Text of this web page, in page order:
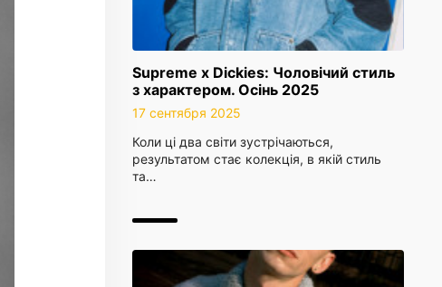
Supreme x Dickies: Чоловічий стиль
з характером. Осінь 2025
17 сентября 2025
Коли ці два світи зустрічаються,
результатом стає колекція, в якій стиль
та…